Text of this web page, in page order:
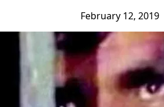
February 12, 2019